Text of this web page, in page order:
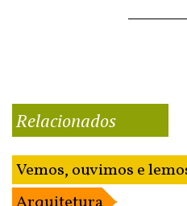
Relacionados
Vemos, ouvimos e